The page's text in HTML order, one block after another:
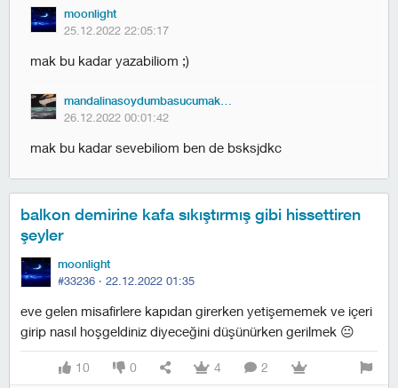
moonlight
25.12.2022 22:05:17
mak bu kadar yazabiliom ;)
26.12.2022 00:01:42
mak bu kadar sevebiliom ben de bsksjdkc
balkon demirine kafa sıkıştırmış gibi hissettiren
şeyler
moonlight
#33236 · 22.12.2022 01:35
eve gelen misafirlere kapıdan girerken yetişememek ve içeri
girip nasıl hoşgeldiniz diyeceğini düşünürken gerilmek 😐
10 0 4 2